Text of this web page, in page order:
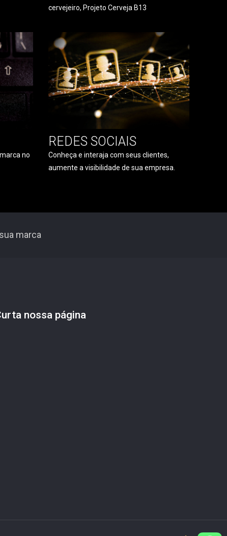
cervejeiro, Projeto Cerveja B13
no
REDES SOCIAIS
Conheça e interaja com seus clientes,
aumente a visibilidade de sua empresa.
marca
nossa página